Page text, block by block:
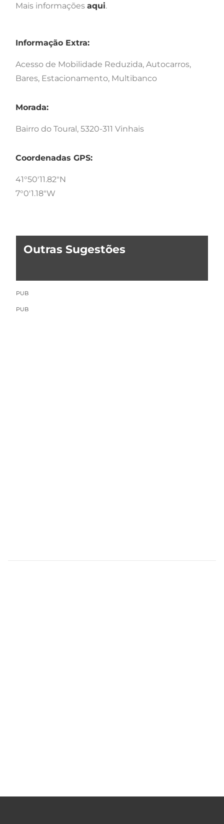
Mais informações aqui.
Informação Extra:
Acesso de Mobilidade Reduzida, Autocarros,
Bares, Estacionamento, Multibanco
Morada:
Bairro do Toural, 5320-311 Vinhais
Coordenadas GPS:
41°50'11.82"N
7°0'1.18"W
Outras Sugestões
PUB
PUB